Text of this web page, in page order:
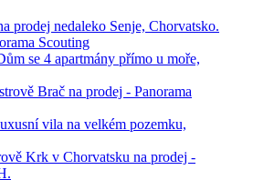
se 4 apartmány přímo u moře,
vila na velkém pozemku,